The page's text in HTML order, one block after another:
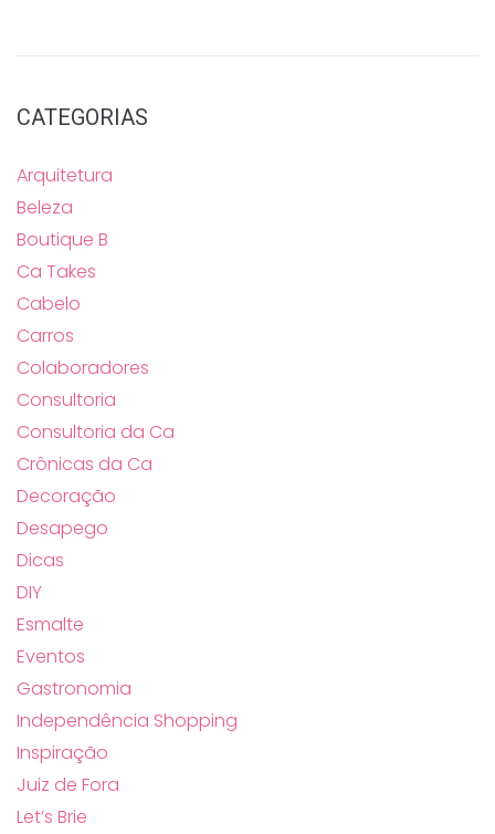
CATEGORIAS
Arquitetura
Beleza
Boutique B
Ca Takes
Cabelo
Carros
Colaboradores
Consultoria
Consultoria da Ca
Crônicas da Ca
Decoração
Desapego
Dicas
DIY
Esmalte
Eventos
Gastronomia
Independência Shopping
Inspiração
Juiz de Fora
Let’s Brie